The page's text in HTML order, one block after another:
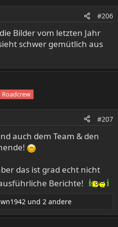
#206
Bilder vom letzten Jahr
schwer gemütlich aus
Roadcrew
#207
auch dem Team & den
das ist grad echt nicht
Berichte!
und 2 andere